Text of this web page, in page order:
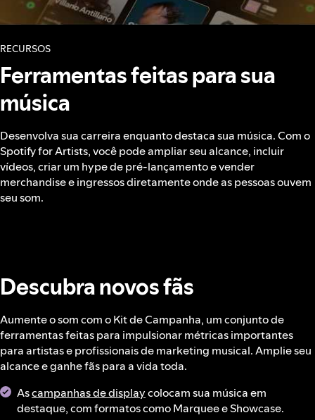
RECURSOS
Ferramentas feitas para sua
música
Desenvolva sua carreira enquanto destaca sua música. Com o
Spotify for Artists, você pode ampliar seu alcance, incluir
vídeos, criar um hype de pré‑lançamento e vender
merchandise e ingressos diretamente onde as pessoas ouvem
seu som.
Descubra novos fãs
Aumente o som com o Kit de Campanha, um conjunto de
ferramentas feitas para impulsionar métricas importantes
para artistas e profissionais de marketing musical. Amplie seu
alcance e ganhe fãs para a vida toda.
Ascampanhas de displaycolocam sua música em
destaque, com formatos como Marquee e Showcase.